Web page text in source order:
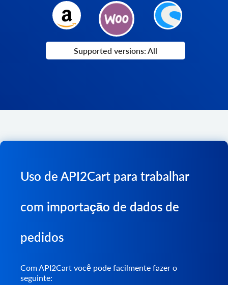
Supported versions: All
Uso de API2Cart para trabalhar
com importação de dados de
pedidos
Com API2Cart você pode facilmente fazer o
seguinte: